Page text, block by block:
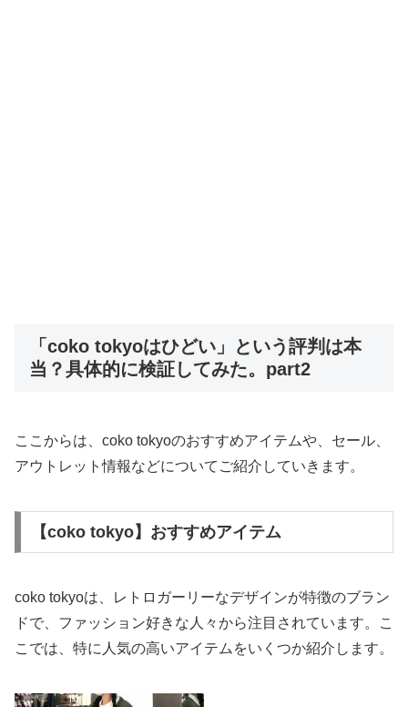
「coko tokyoはひどい」という評判は本
当？具体的に検証してみた。part2
ここからは、coko tokyoのおすすめアイテムや、セール、
アウトレット情報などについてご紹介していきます。
【coko tokyo】おすすめアイテム
coko tokyoは、レトロガーリーなデザインが特徴のブラン
ドで、ファッション好きな人々から注目されています。こ
こでは、特に人気の高いアイテムをいくつか紹介します。